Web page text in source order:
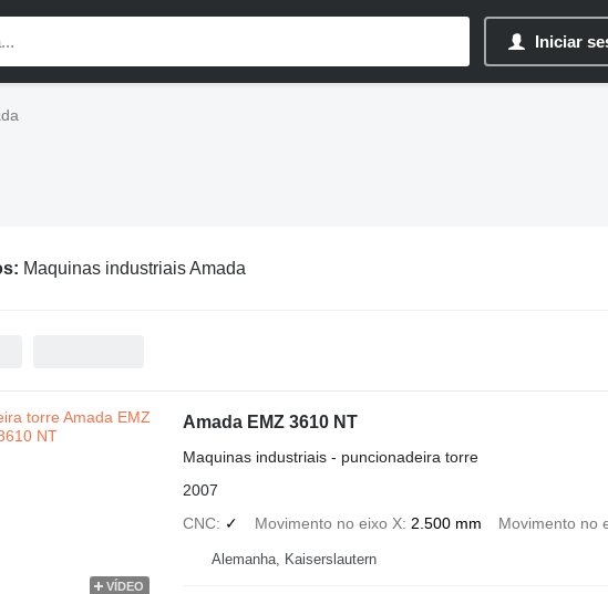
Iniciar
Maquinas industriais Amada
VÍDEO
Amada EMZ 3610 NT
Maquinas industriais - puncionadeira torre
2007
CNC
✓ Movimento no eixo X 2.500 mm Movimento no
Alemanha, Kaiserslautern